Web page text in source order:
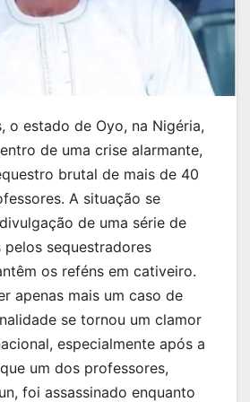
o estado de Oyo, na Nigéria,
de uma crise alarmante,
brutal de mais de 40
A situação se
de uma série de
sequestradores
os reféns em cativeiro.
apenas mais um caso de
se tornou um clamor
especialmente após a
um dos professores,
foi assassinado enquanto